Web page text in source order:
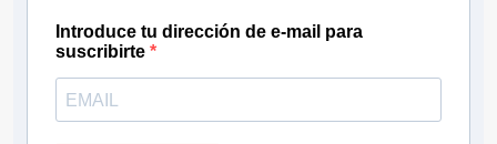
Introduce tu dirección de e-mail para
suscribirte